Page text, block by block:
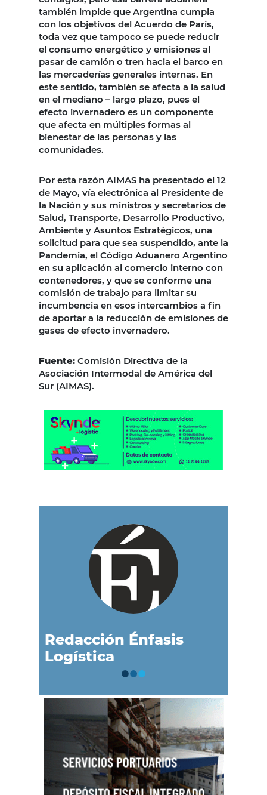
también impide que Argentina cumpla
con los objetivos del Acuerdo de París,
toda vez que tampoco se puede reducir
el consumo energético y emisiones al
pasar de camión o tren hacia el barco en
las mercaderías generales internas. En
este sentido, también se afecta a la salud
en el mediano – largo plazo, pues el
efecto invernadero es un componente
que afecta en múltiples formas al
bienestar de las personas y las
comunidades.
Por esta razón AIMAS ha presentado el 12
de Mayo, vía electrónica al Presidente de
la Nación y sus ministros y secretarios de
Salud, Transporte, Desarrollo Productivo,
Ambiente y Asuntos Estratégicos, una
solicitud para que sea suspendido, ante la
Pandemia, el Código Aduanero Argentino
en su aplicación al comercio interno con
contenedores, y que se conforme una
comisión de trabajo para limitar su
incumbencia en esos intercambios a fin
de aportar a la reducción de emisiones de
gases de efecto invernadero.
Fuente: Comisión Directiva de la
Asociación Intermodal de América del
Sur (AIMAS).
Redacción Énfasis
Logística